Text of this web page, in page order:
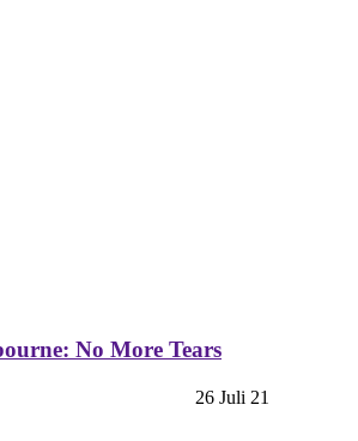
No More Tears
26 Juli 21